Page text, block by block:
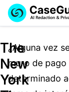
Soluciones
Industrias
The
New
York
¿Alguna vez
muro de
determinado